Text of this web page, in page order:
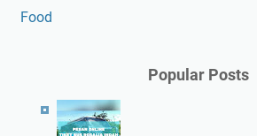
Food
Popular Posts